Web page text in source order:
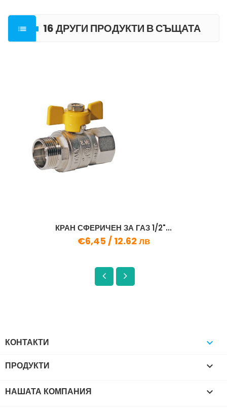

16 ДРУГИ ПРОДУКТИ В СЪЩАТА
КРАН СФЕРИЧЕН ЗА ГАЗ 1/2"...
€6,45 / 12.62 лв
КОНТАКТИ 
ПРОДУКТИ 
НАШАТА КОМПАНИЯ 